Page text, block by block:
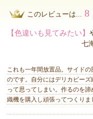
このレビューは... 8
【色違いも見てみたい】
七
これも一年間放置品。サイド
のです。自分にはデリカビーズ
って思ってしまい。作るのを
織機を購入し頑張ってつくりま